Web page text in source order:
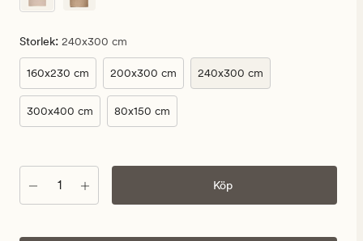
pris
499,90
kr
Storlek: 240x300 cm
160x230 cm 200x300 cm 240x300 cm
300x400 cm 80x150 cm
Antal Köp